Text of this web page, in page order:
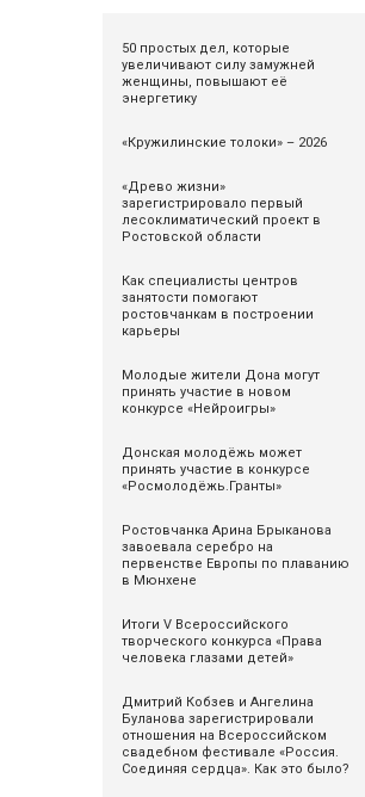
50 простых дел, которые
увеличивают силу замужней
женщины, повышают её
энергетику
«Кружилинские толоки» – 2026
«Древо жизни»
зарегистрировало первый
лесоклиматический проект в
Ростовской области
Как специалисты центров
занятости помогают
ростовчанкам в построении
карьеры
Молодые жители Дона могут
принять участие в новом
конкурсе «Нейроигры»
Донская молодёжь может
принять участие в конкурсе
«Росмолодёжь.Гранты»
Ростовчанка Арина Брыканова
завоевала серебро на
первенстве Европы по плаванию
в Мюнхене
Итоги V Всероссийского
творческого конкурса «Права
человека глазами детей»
Дмитрий Кобзев и Ангелина
Буланова зарегистрировали
отношения на Всероссийском
свадебном фестивале «Россия.
Соединяя сердца». Как это было?